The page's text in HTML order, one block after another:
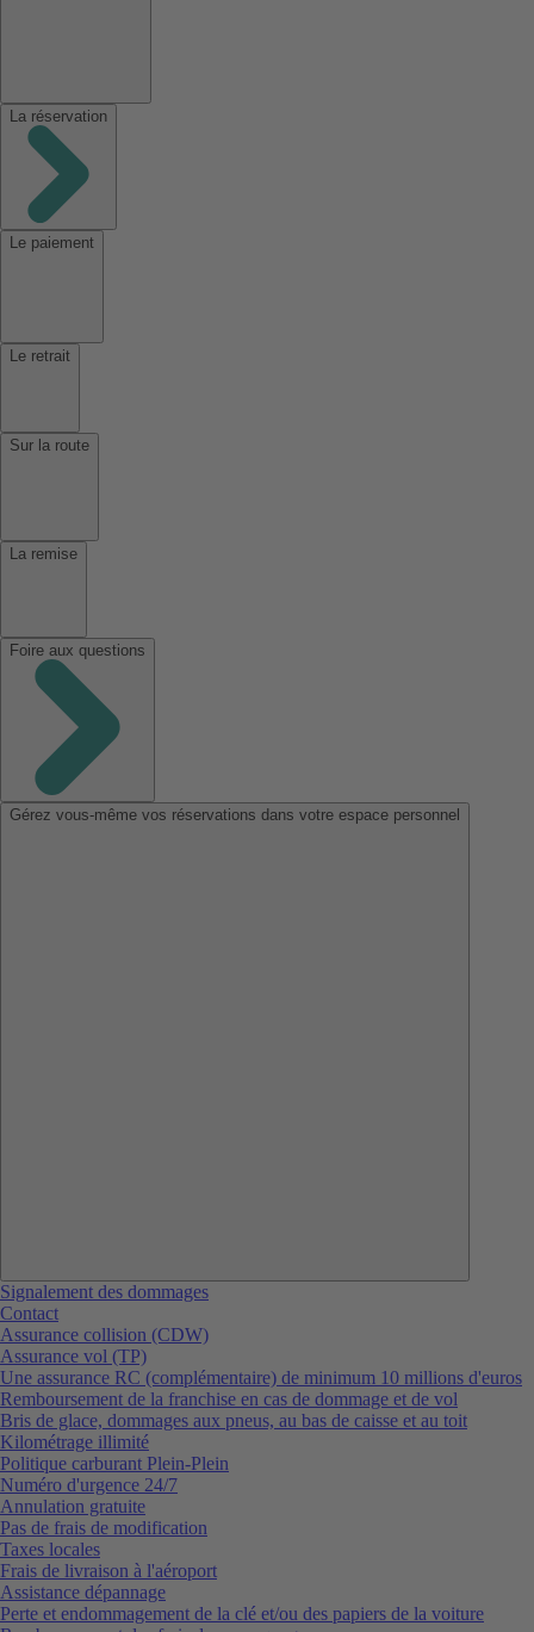
La réservation
Le paiement
Le retrait
Sur la route
La remise
Foire aux questions
Gérez vous-même vos réservations dans votre espace personnel
Signalement des dommages
Contact
Assurance collision (CDW)
Assurance vol (TP)
Une assurance RC (complémentaire) de minimum 10 millions d'euros
Remboursement de la franchise en cas de dommage et de vol
Bris de glace, dommages aux pneus, au bas de caisse et au toit
Kilométrage illimité
Politique carburant Plein-Plein
Numéro d'urgence 24/7
Annulation gratuite
Pas de frais de modification
Taxes locales
Frais de livraison à l'aéroport
Assistance dépannage
Perte et endommagement de la clé et/ou des papiers de la voiture